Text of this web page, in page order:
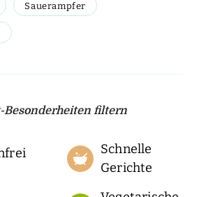
Sauerampfer
Besonderheiten filtern
Schnelle
Gerichte